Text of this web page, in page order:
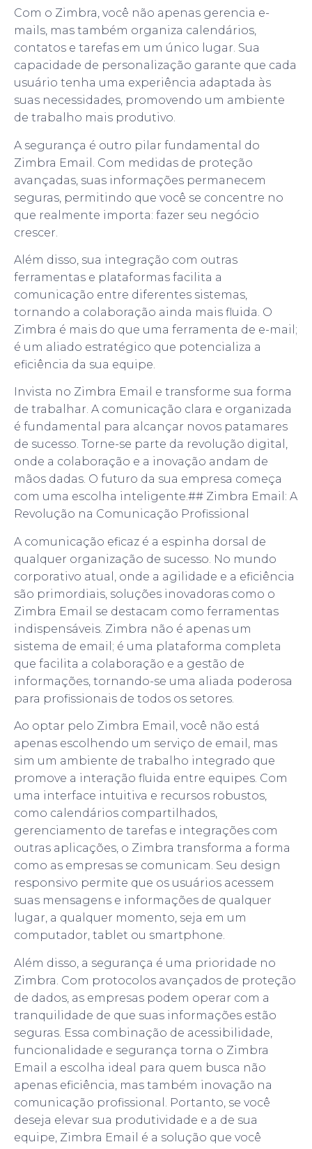
Com o Zimbra, você não apenas gerencia e-
mails, mas também organiza calendários,
contatos e tarefas em um único lugar. Sua
capacidade de personalização garante que cada
usuário tenha uma experiência adaptada às
suas necessidades, promovendo um ambiente
de trabalho mais produtivo.
A segurança é outro pilar fundamental do
Zimbra Email. Com medidas de proteção
avançadas, suas informações permanecem
seguras, permitindo que você se concentre no
que realmente importa: fazer seu negócio
crescer.
Além disso, sua integração com outras
ferramentas e plataformas facilita a
comunicação entre diferentes sistemas,
tornando a colaboração ainda mais fluida. O
Zimbra é mais do que uma ferramenta de e-mail;
é um aliado estratégico que potencializa a
eficiência da sua equipe.
Invista no Zimbra Email e transforme sua forma
de trabalhar. A comunicação clara e organizada
é fundamental para alcançar novos patamares
de sucesso. Torne-se parte da revolução digital,
onde a colaboração e a inovação andam de
mãos dadas. O futuro da sua empresa começa
com uma escolha inteligente.## Zimbra Email: A
Revolução na Comunicação Profissional
A comunicação eficaz é a espinha dorsal de
qualquer organização de sucesso. No mundo
corporativo atual, onde a agilidade e a eficiência
são primordiais, soluções inovadoras como o
Zimbra Email se destacam como ferramentas
indispensáveis. Zimbra não é apenas um
sistema de email; é uma plataforma completa
que facilita a colaboração e a gestão de
informações, tornando-se uma aliada poderosa
para profissionais de todos os setores.
Ao optar pelo Zimbra Email, você não está
apenas escolhendo um serviço de email, mas
sim um ambiente de trabalho integrado que
promove a interação fluida entre equipes. Com
uma interface intuitiva e recursos robustos,
como calendários compartilhados,
gerenciamento de tarefas e integrações com
outras aplicações, o Zimbra transforma a forma
como as empresas se comunicam. Seu design
responsivo permite que os usuários acessem
suas mensagens e informações de qualquer
lugar, a qualquer momento, seja em um
computador, tablet ou smartphone.
Além disso, a segurança é uma prioridade no
Zimbra. Com protocolos avançados de proteção
de dados, as empresas podem operar com a
tranquilidade de que suas informações estão
seguras. Essa combinação de acessibilidade,
funcionalidade e segurança torna o Zimbra
Email a escolha ideal para quem busca não
apenas eficiência, mas também inovação na
comunicação profissional. Portanto, se você
deseja elevar sua produtividade e a de sua
equipe, Zimbra Email é a solução que você